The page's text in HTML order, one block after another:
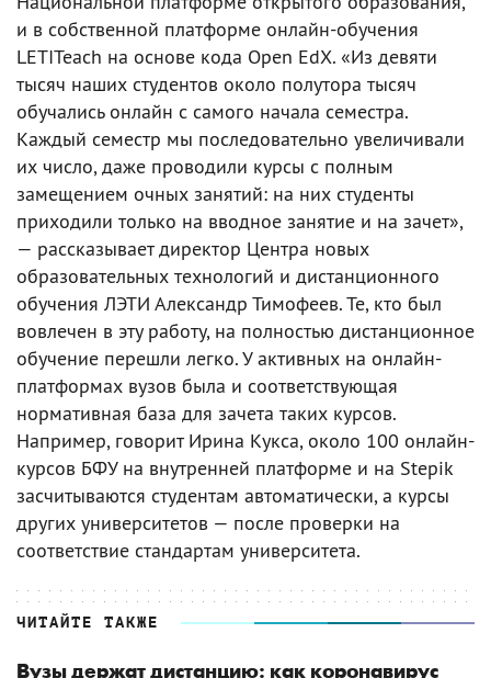
и в собственной платформе онлайн-обучения
LETITeach на основе кода Open EdX. «Из девяти
тысяч наших студентов около полутора тысяч
обучались онлайн с самого начала семестра.
Каждый семестр мы последовательно увеличивали
их число, даже проводили курсы с полным
замещением очных занятий: на них студенты
приходили только на вводное занятие и на зачет»,
— рассказывает директор Центра новых
образовательных технологий и дистанционного
обучения ЛЭТИ Александр Тимофеев. Те, кто был
вовлечен в эту работу, на полностью дистанционное
обучение перешли легко. У активных на онлайн-
платформах вузов была и соответствующая
нормативная база для зачета таких курсов.
Например, говорит Ирина Кукса, около 100 онлайн-
курсов БФУ на внутренней платформе и на Stepik
засчитываются студентам автоматически, а курсы
других университетов — после проверки на
соответствие стандартам университета.
ЧИТАЙТЕ ТАКЖЕ
Вузы держат дистанцию: как коронавирус